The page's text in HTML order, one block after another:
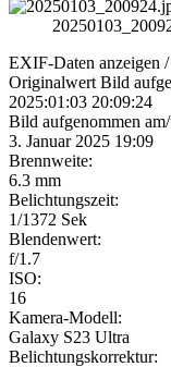
EXIF-Daten anzeigen
Originalwert Bild
2025:01:03 20:09:24
Bild aufgenommen
3. Januar 2025 19:09
Brennweite:
6.3 mm
Belichtungszeit:
1/1372 Sek
Blendenwert:
f/1.7
ISO:
16
Kamera-Modell:
Galaxy S23 Ultra
Belichtungskorrektur: